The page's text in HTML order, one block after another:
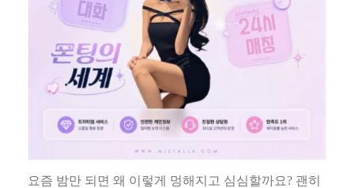
요즘 밤만 되면 왜 이렇게 멍해지고 심심할까요? 괜히